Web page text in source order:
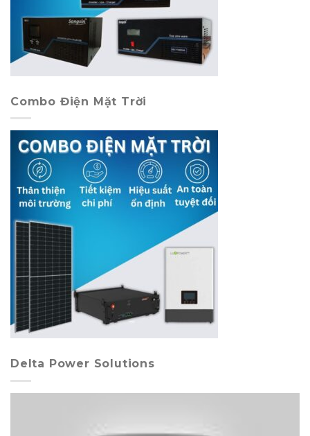
Combo Điện Mặt Trời
Delta Power Solutions